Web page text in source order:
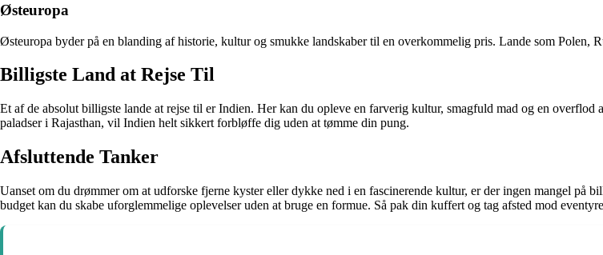
Østeuropa
Østeuropa byder på en blanding af historie, kultur og smukke landskaber til en overkommelig pris. Lande som Polen,
Billigste Land at Rejse Til
Et af de absolut billigste lande at rejse til er Indien. Her kan du opleve en farverig kultur, smagfuld mad og en
paladser i Rajasthan, vil Indien helt sikkert forbløffe dig uden at tømme din pung.
Afsluttende Tanker
Uanset om du drømmer om at udforske fjerne kyster eller dykke ned i en fascinerende kultur, er der ingen mangel på
budget kan du skabe uforglemmelige oplevelser uden at bruge en formue. Så pak din kuffert og tag afsted mod